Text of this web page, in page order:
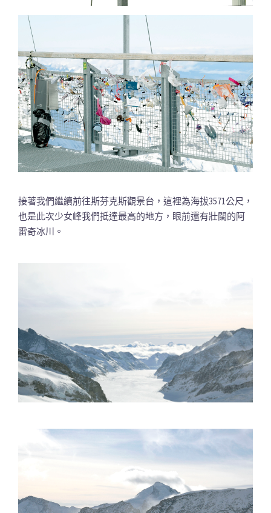
接著我們繼續前往斯芬克斯觀景台，這裡為海拔3571公尺，
也是此次少女峰我們抵達最高的地方，眼前還有壯闊的阿
雷奇冰川。